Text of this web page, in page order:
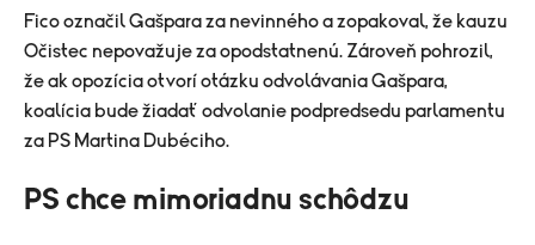
​Fico označil Gašpara za nevinného a zopakoval, že kauzu
Očistec nepovažuje za opodstatnenú. Zároveň pohrozil,
že ak opozícia otvorí otázku odvolávania Gašpara,
koalícia bude žiadať odvolanie podpredsedu parlamentu
za PS Martina Dubéciho.
PS chce mimoriadnu schôdzu